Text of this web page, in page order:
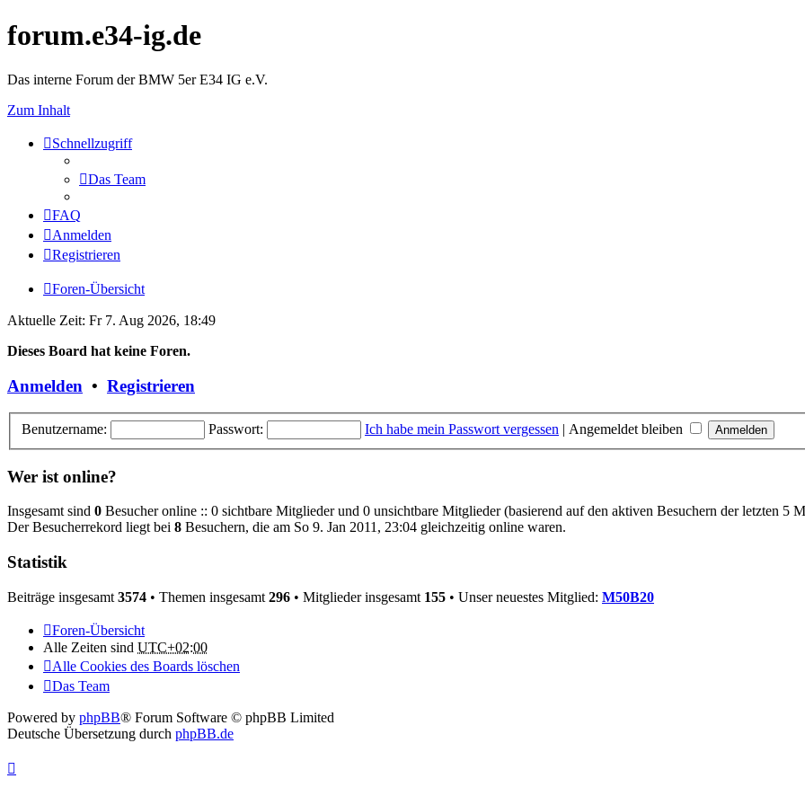
forum.e34-ig.de
Das interne Forum der BMW 5er E34 IG e.V.
Zum Inhalt
Schnellzugriff
Das Team
FAQ
Anmelden
Registrieren
Foren-Übersicht
Aktuelle Zeit: Fr 7. Aug 2026, 18:49
Dieses Board hat keine Foren.
Anmelden • Registrieren
Benutzername: Passwort: Ich habe mein Passwort vergessen | Angemeldet bleiben
Wer ist online?
Insgesamt sind 0 Besucher online :: 0 sichtbare Mitglieder und 0 unsichtbare Mitglieder (basierend auf den aktiven Besuchern der letzten 5
Der Besucherrekord liegt bei 8 Besuchern, die am So 9. Jan 2011, 23:04 gleichzeitig online waren.
Statistik
Beiträge insgesamt 3574 • Themen insgesamt 296 • Mitglieder insgesamt 155 • Unser neuestes Mitglied: M50B20
Foren-Übersicht
Alle Zeiten sind UTC+02:00
Alle Cookies des Boards löschen
Das Team
Powered by phpBB® Forum Software © phpBB Limited
Deutsche Übersetzung durch phpBB.de